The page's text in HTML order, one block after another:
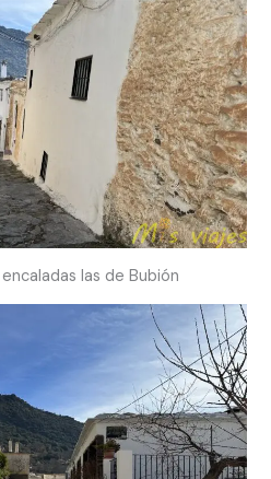
las de Bubión